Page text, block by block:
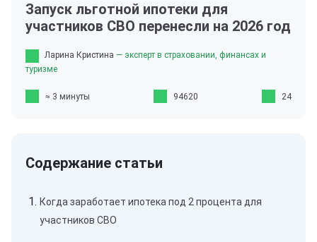
Запуск льготной ипотеки для
участников СВО перенесли на 2026 год
Ларина Кристина — эксперт в страховании, финансах и
туризме
≈ 3 минуты 94620 24
Когда заработает ипотека под 2 процента для
участников СВО